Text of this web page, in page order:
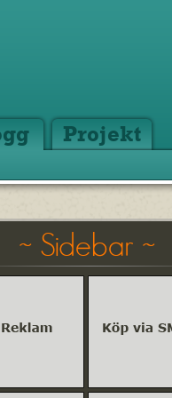
Projekt
~ Sidebar ~